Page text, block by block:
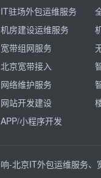
IT驻场外包运维服务
机房建设运维服务
宽带组网服务
北京宽带接入
网络维护服务
网站开发建设
APP/小程序开发
-北京IT外包运维服务